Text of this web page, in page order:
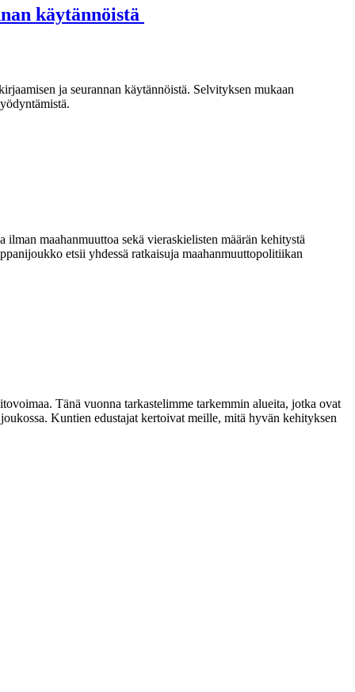
käytännöistä
ja seurannan käytännöistä. Selvityksen mukaan
maahanmuuttoa sekä vieraskielisten määrän kehitystä
etsii yhdessä ratkaisuja maahanmuuttopolitiikan
Tänä vuonna tarkastelimme tarkemmin alueita, jotka ovat
Kuntien edustajat kertoivat meille, mitä hyvän kehityksen